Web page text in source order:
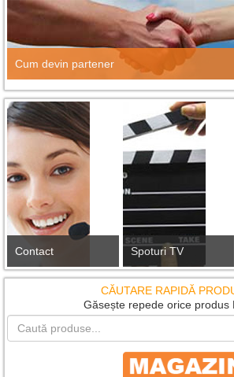
Cum devin partener
Contact Spoturi TV
CĂUTARE RAPIDĂ
Găsește repede orice produs